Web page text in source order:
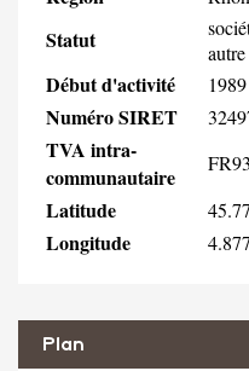
Statut
Début d'activité 1989
Numéro SIRET
TVA intra-
communautaire
Latitude
Longitude
Plan